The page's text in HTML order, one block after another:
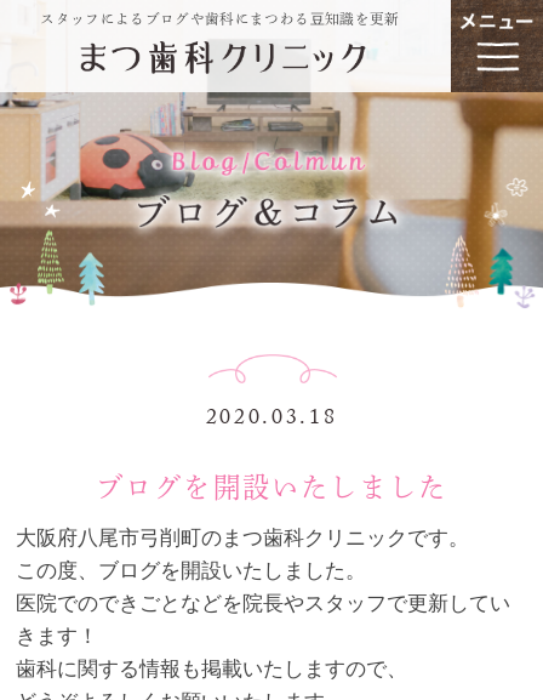
スタッフによるブログや歯科にまつわる豆知識を更新
2020.03.18
ブログを開設いたしました
大阪府八尾市弓削町のまつ歯科クリニックです。
この度、ブログを開設いたしました。
医院でのできごとなどを院長やスタッフで更新してい
きます！
歯科に関する情報も掲載いたしますので、